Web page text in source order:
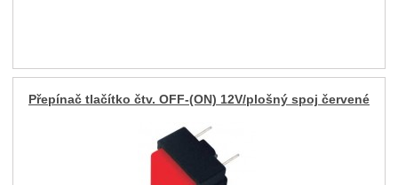
Přepínač tlačítko čtv. OFF-(ON) 12V/plošný spoj červené